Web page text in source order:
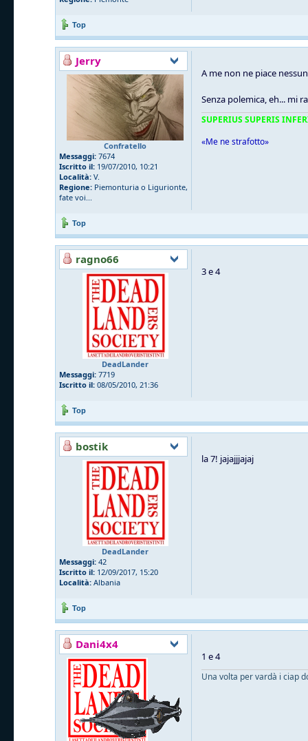
Top
Jerry
Confratello
Messaggi: 7674
Iscritto il: 19/07/2010, 10:21
Località: V.
Regione: Piemonturia o Ligurionte,
fate voi...
A me non ne piace
Senza polemica, eh... mi
SUPERIUS SUPERIS
«Me ne strafotto»
Top
ragno66
DeadLander
Messaggi: 7719
Iscritto il: 08/05/2010, 21:36
3 e 4
Top
bostik
DeadLander
Messaggi: 42
Iscritto il: 12/09/2017, 15:20
Località: Albania
la 7! jajajjjajaj
Top
Dani4x4
1 e 4
Una volta per vardà i ciap